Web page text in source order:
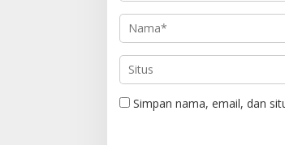
Simpan nama, email, dan